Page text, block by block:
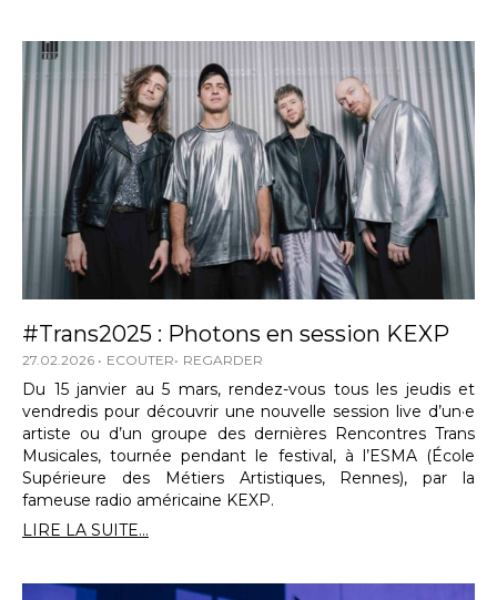
#Trans2025 : Photons en session KEXP
27.02.2026 ECOUTER REGARDER
Du 15 janvier au 5 mars, rendez-vous tous les jeudis et
vendredis pour découvrir une nouvelle session live d’un·e
artiste ou d’un groupe des dernières Rencontres Trans
Musicales, tournée pendant le festival, à l’ESMA (École
Supérieure des Métiers Artistiques, Rennes), par la
fameuse radio américaine KEXP.
LIRE LA SUITE...